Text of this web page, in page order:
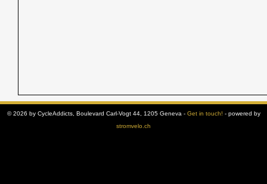
© 2026 by CycleAddicts, Boulevard Carl-Vogt 44, 1205 Geneva - Get in touch! - powered by
stromvelo.ch